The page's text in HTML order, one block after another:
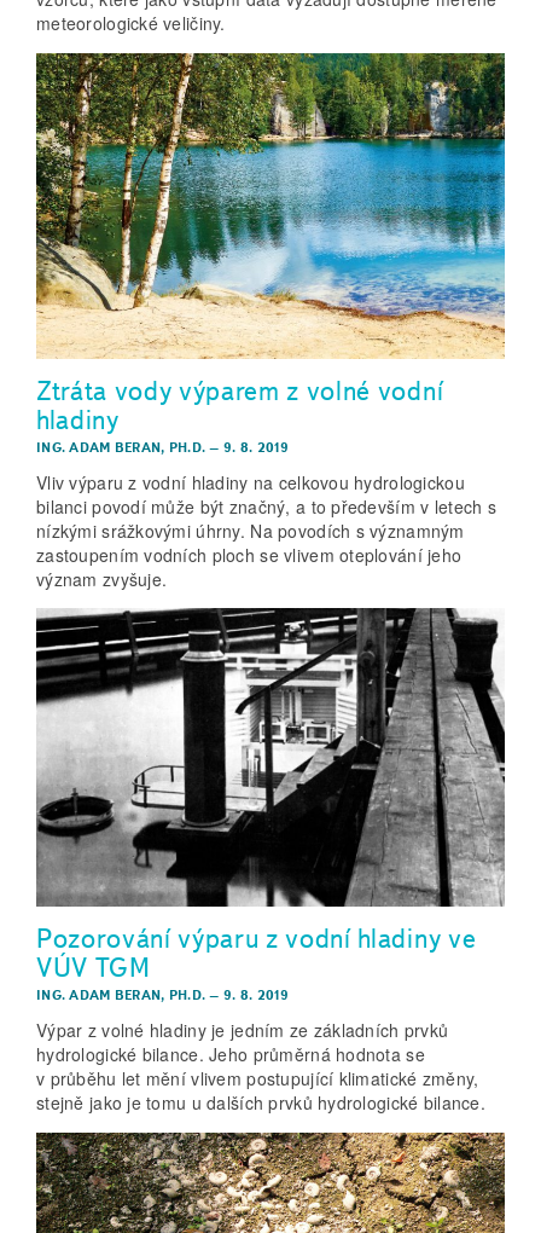
meteorologické veličiny.
Ztráta vody výparem z volné vodní
hladiny
ING. ADAM BERAN, PH.D. –9. 8. 2019
Vliv výparu z vodní hladiny na celkovou hydrologickou
bilanci povodí může být značný, a to především v letech s
nízkými srážkovými úhrny. Na povodích s významným
zastoupením vodních ploch se vlivem oteplování jeho
význam zvyšuje.
Pozorování výparu z vodní hladiny ve
VÚV TGM
ING. ADAM BERAN, PH.D. –9. 8. 2019
Výpar z volné hladiny je jedním ze základních prvků
hydrologické bilance. Jeho průměrná hodnota se
v průběhu let mění vlivem postupující klimatické změny,
stejně jako je tomu u dalších prvků hydrologické bilance.